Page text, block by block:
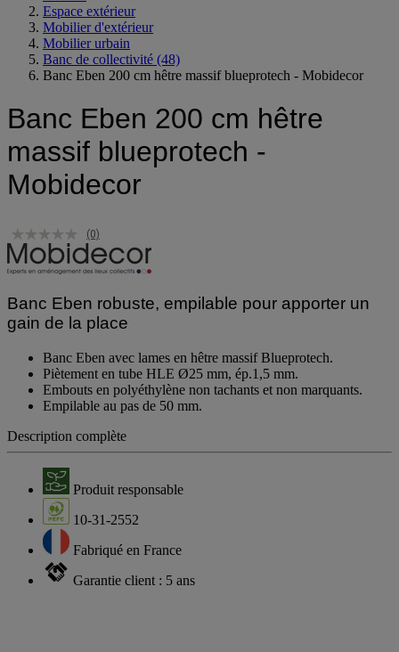
Accueil
Espace extérieur
Mobilier d'extérieur
Mobilier urbain
Banc de collectivité (48)
Banc Eben 200 cm hêtre
massif blueprotech -
Mobidecor
(0)
Banc Eben robuste, empilable pour apporter un
gain de la place
Banc Eben avec lames en hêtre massif Blueprotech.
Piètement en tube HLE Ø25 mm, ép.1,5 mm.
Embouts en polyéthylène non tachants et non marquants.
Description complète